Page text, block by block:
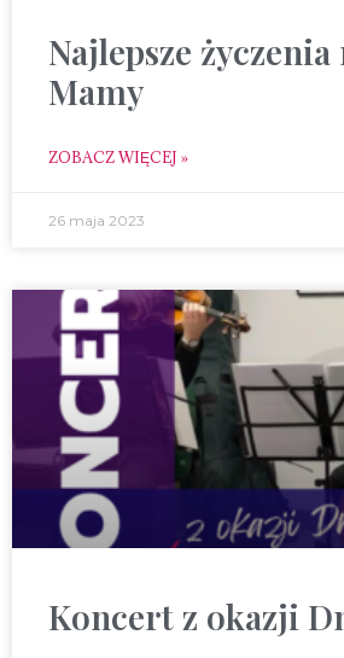
Najlepsze życzenia
Mamy
ZOBACZ WIĘCEJ »
26 maja 2023
Koncert z okazji